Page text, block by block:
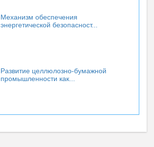
Механизм обеспечения
энергетической безопасност...
Развитие целлюлозно-бумажной
промышленности как...